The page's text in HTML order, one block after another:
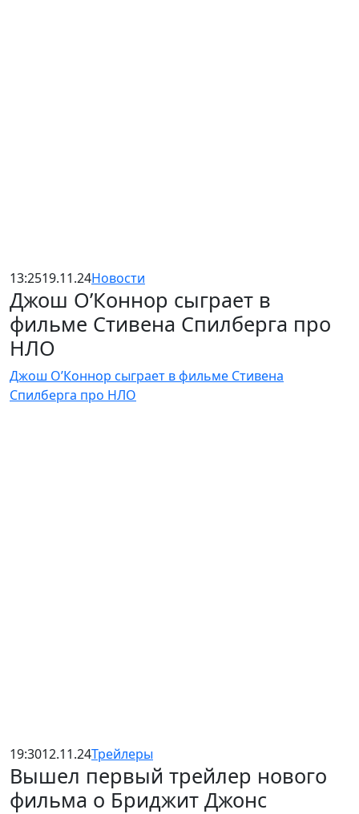
13:2519.11.24Новости
Джош О’Коннор сыграет в
фильме Стивена Спилберга про
НЛО
Джош О’Коннор сыграет в фильме Стивена
Спилберга про НЛО
19:3012.11.24Трейлеры
Вышел первый трейлер нового
фильма о Бриджит Джонс